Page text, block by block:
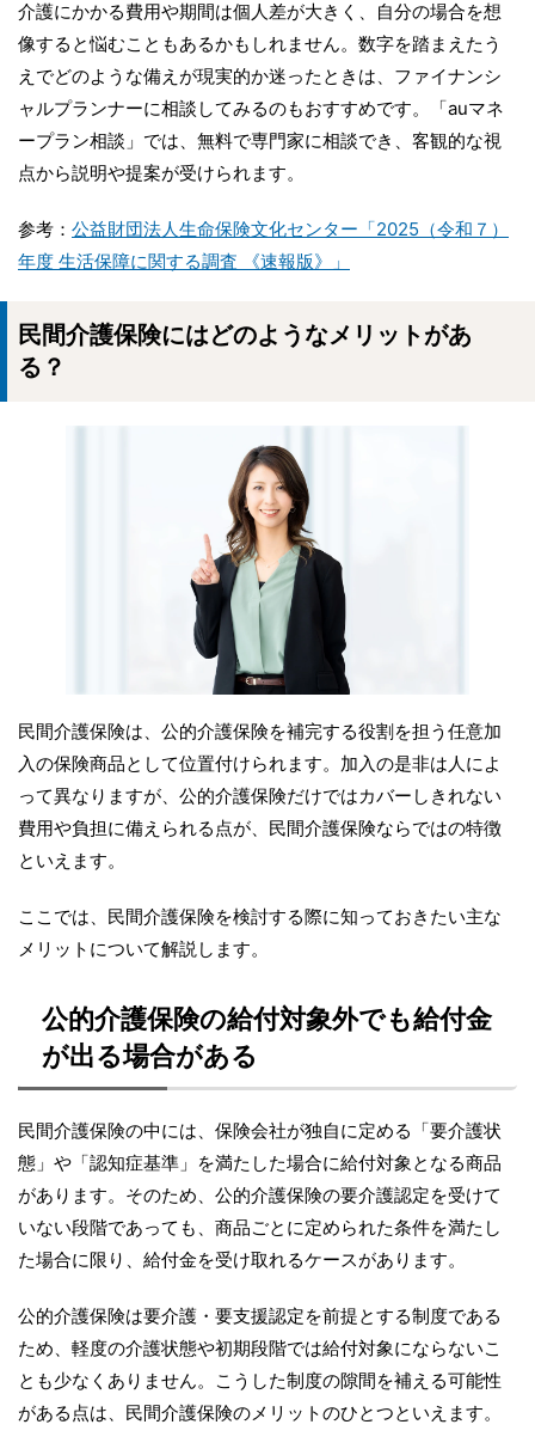
介護にかかる費用や期間は個人差が大きく、自分の場合を想
像すると悩むこともあるかもしれません。数字を踏まえたう
えでどのような備えが現実的か迷ったときは、ファイナンシ
ャルプランナーに相談してみるのもおすすめです。「auマネ
ープラン相談」では、無料で専門家に相談でき、客観的な視
点から説明や提案が受けられます。
参考： 公益財団法人生命保険文化センター「2025（令和７）
年度 生活保障に関する調査 《速報版》」
民間介護保険にはどのようなメリットがあ
る？
民間介護保険は、公的介護保険を補完する役割を担う任意加
入の保険商品として位置付けられます。加入の是非は人によ
って異なりますが、公的介護保険だけではカバーしきれない
費用や負担に備えられる点が、民間介護保険ならではの特徴
といえます。
ここでは、民間介護保険を検討する際に知っておきたい主な
メリットについて解説します。
公的介護保険の給付対象外でも給付金
が出る場合がある
民間介護保険の中には、保険会社が独自に定める「要介護状
態」や「認知症基準」を満たした場合に給付対象となる商品
があります。そのため、公的介護保険の要介護認定を受けて
いない段階であっても、商品ごとに定められた条件を満たし
た場合に限り、給付金を受け取れるケースがあります。
公的介護保険は要介護・要支援認定を前提とする制度である
ため、軽度の介護状態や初期段階では給付対象にならないこ
とも少なくありません。こうした制度の隙間を補える可能性
がある点は、民間介護保険のメリットのひとつといえます。